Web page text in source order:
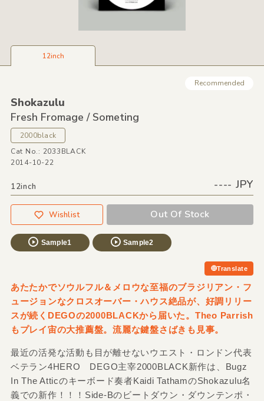
12inch
Recommended
Shokazulu
Fresh Fromage /Someting
2000black
Cat No.: 2033BLACK
2014-10-22
12inch ---- JPY
Wishlist Out Of Stock
Sample1 Sample2
Translate
あたたかでソウルフル＆メロウな至福のブラジリアン・フ
ュージョンなクロスオーバー・ハウス絶品が、好調リリー
スが続くDEGOの2000BLACKから届いた。Theo Parrish
もプレイ宙の大推薦盤。流麗な鍵盤さばきも見事。
最近の活発な活動も目が離せないウエスト・ロンドン代表
ベテラン4HERO DEGO主宰2000BLACK新作は、Bugz
In The Atticのキーボード奏者Kaidi TathamのShokazulu名
義での新作！！！Side-Bのビートダウン・ダウンテンポ・